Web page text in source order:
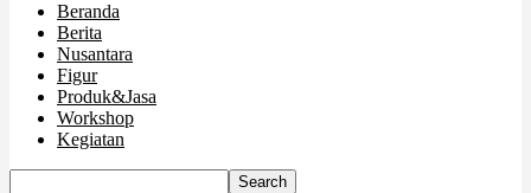
Beranda
Berita
Nusantara
Figur
Produk&Jasa
Workshop
Kegiatan